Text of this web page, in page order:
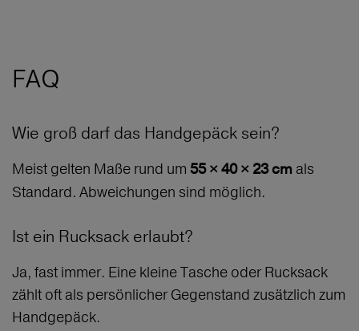
FAQ
Wie groß darf das Handgepäck sein?
Meist gelten Maße rund um 55 × 40 × 23 cm als
Standard. Abweichungen sind möglich.
Ist ein Rucksack erlaubt?
Ja, fast immer. Eine kleine Tasche oder Rucksack
zählt oft als persönlicher Gegenstand zusätzlich zum
Handgepäck.